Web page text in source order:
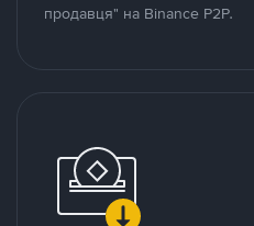
продавця" на Binance P2P.